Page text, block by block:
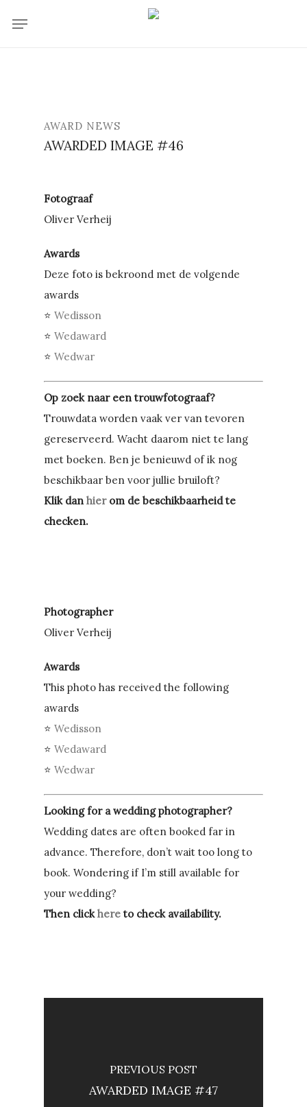
Menu
AWARD NEWS
AWARDED IMAGE #46
Fotograaf
Oliver Verheij
Awards
Deze foto is bekroond met de volgende
awards
⭐Wedisson
⭐Wedaward
⭐Wedwar
Op zoek naar een trouwfotograaf?
Trouwdata worden vaak ver van tevoren
gereserveerd. Wacht daarom niet te lang
met boeken. Ben je benieuwd of ik nog
beschikbaar ben voor jullie bruiloft?
Klik danhierom de beschikbaarheid te
checken.
Photographer
Oliver Verheij
Awards
This photo has received the following
awards
⭐Wedisson
⭐Wedaward
⭐Wedwar
Looking for a wedding photographer?
Wedding dates are often booked far in
advance. Therefore, don’t wait too long to
book. Wondering if I’m still available for
your wedding?
Then clickhere to check availability.
PREVIOUS POST
AWARDED IMAGE #47